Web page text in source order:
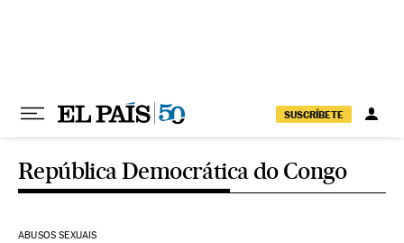
SUSCRÍBETE
República Democrática do Congo
ABUSOS SEXUAIS